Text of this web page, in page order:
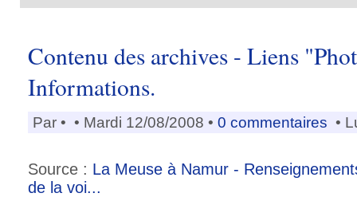
Contenu des archives - Liens
Informations.
Par • • Mardi 12/08/2008 • 0 commentaires •
Source : La Meuse à Namur -
de la voi...